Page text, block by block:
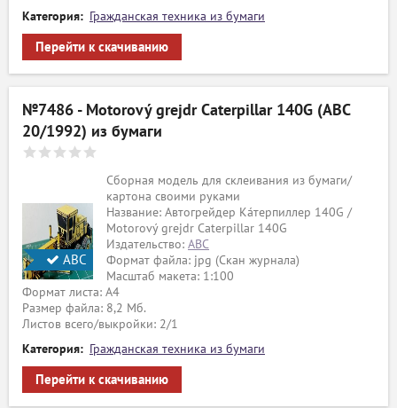
Категория: Гражданская техника из бумаги
Перейти к скачиванию
№7486 - Motorový grejdr Caterpillar 140G (ABC
20/1992) из бумаги
АВС
Сборная модель для склеивания из бумаги/
картона своими руками
Название: Автогрейдер Ка́терпиллер 140G /
Motorový grejdr Caterpillar 140G
Издательство: ABC
Формат файла: jpg (Скан журнала)
Масштаб макета: 1:100
Формат листа: А4
Размер файла: 8,2 Мб.
Листов всего/выкройки: 2/1
Категория: Гражданская техника из бумаги
Перейти к скачиванию